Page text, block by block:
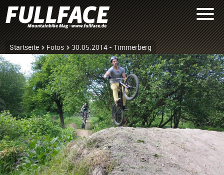
Startseite Fotos 30.05.2014 - Timmerberg